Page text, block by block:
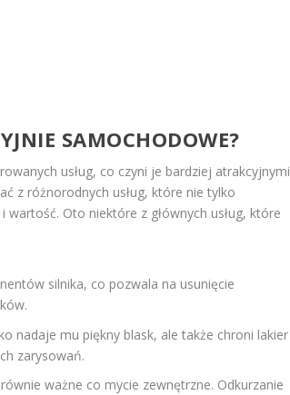
SAMOCHODOWE?
usług, co czyni je bardziej atrakcyjnymi
z różnorodnych usług, które nie tylko
Oto niektóre z głównych usług, które
silnika, co pozwala na usunięcie
nadaje mu piękny blask, ale także chroni lakier
zarysowań.
ważne co mycie zewnętrzne. Odkurzanie